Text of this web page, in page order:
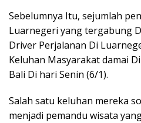
Sebelumnya Itu, sejumlah
Luarnegeri yang tergabung
Driver Perjalanan Di
Keluhan Masyarakat damai
Bali Di hari Senin (6/1).
Salah satu keluhan mereka
menjadi pemandu wisata